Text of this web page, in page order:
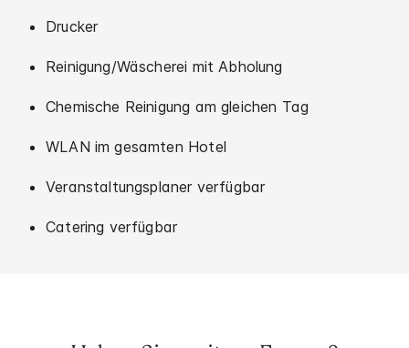
Drucker
Reinigung/Wäscherei mit Abholung
Chemische Reinigung am gleichen Tag
WLAN im gesamten Hotel
Veranstaltungsplaner verfügbar
Catering verfügbar